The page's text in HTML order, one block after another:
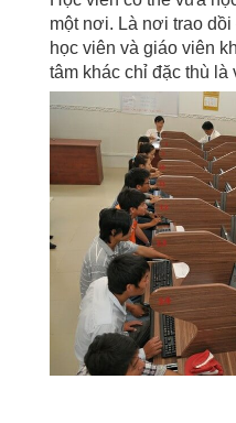
một nơi. Là nơi trao
học viên và giáo viên
tâm khác chỉ đặc thù là